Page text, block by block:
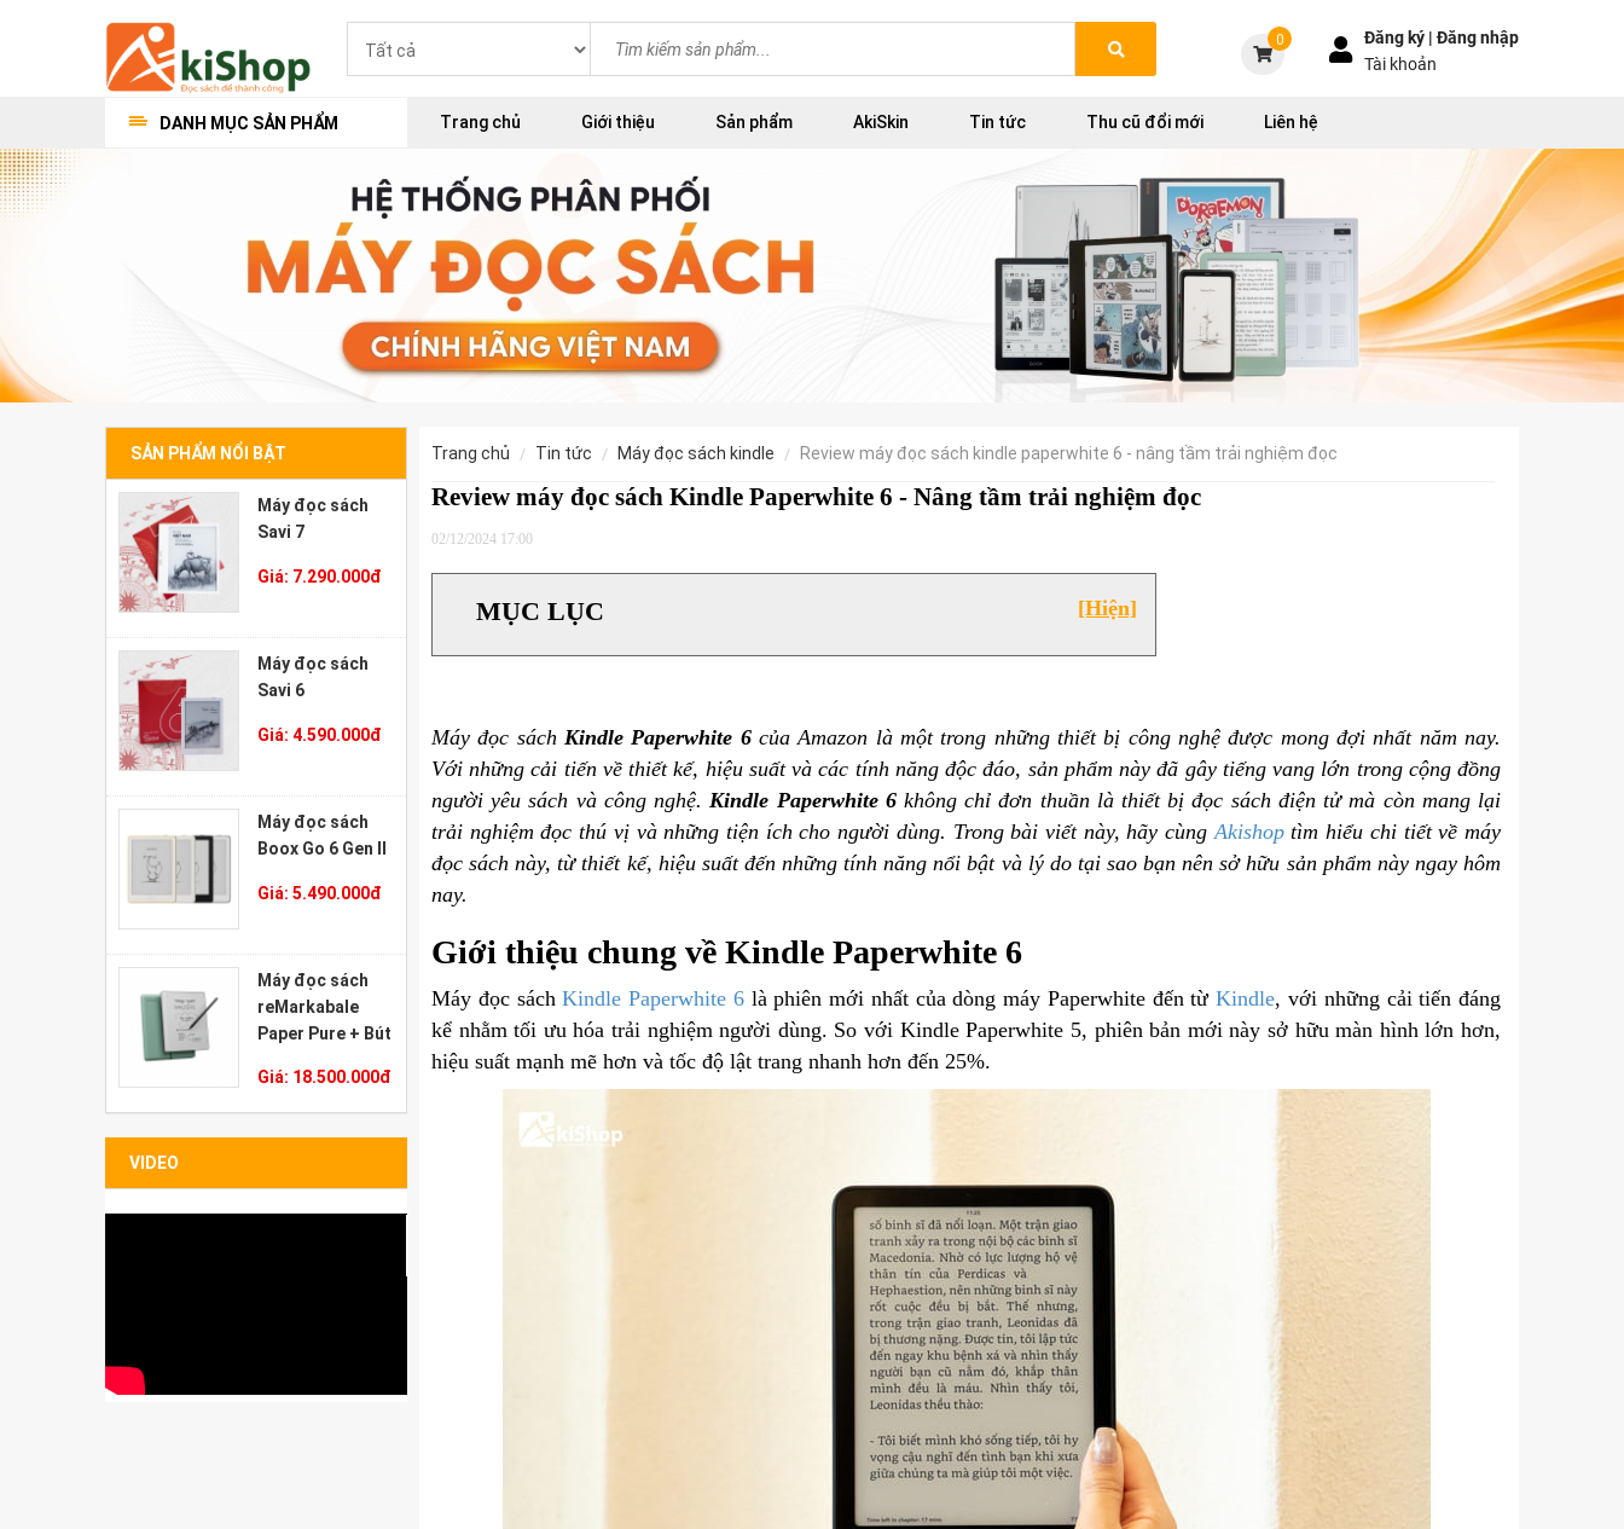
0 Đăng ký |Đăng nhập
Tài khoản
DANH MỤC SẢN PHẨM Trang chủ Giới thiệu Sản phẩm AkiSkin Tin tức Thu cũ đổi mới Liên hệ
SẢN PHẨM NỔI BẬT
Máy đọc sách
Savi 7
Giá: 7.290.000đ
Máy đọc sách
Savi 6
Giá: 4.590.000đ
Máy đọc sách
Boox Go 6 Gen II
Giá: 5.490.000đ
Máy đọc sách
reMarkabale
Paper Pure + Bút
Bao đựng Sleeve
Folio
Giá: 18.500.000đ
VIDEO
trang chủ tin tức máy đọc sách kindle review máy đọc sách kindle paperwhite 6 - nâng tầm trải nghiệm đọc
Review máy đọc sách Kindle Paperwhite 6 - Nâng tầm trải nghiệm đọc
02/12/2024 17:00
[Hiện]
MỤC LỤC
Máy đọc sách Kindle Paperwhite 6của Amazon là một trong những thiết bị công nghệ được mong đợi nhất năm nay.
Với những cải tiến về thiết kế, hiệu suất và các tính năng độc đáo, sản phẩm này đã gây tiếng vang lớn trong cộng đồng
người yêu sách và công nghệ.Kindle Paperwhite 6không chỉ đơn thuần là thiết bị đọc sách điện tử mà còn mang lại
trải nghiệm đọc thú vị và những tiện ích cho người dùng. Trong bài viết này, hãy cùngAkishoptìm hiểu chi tiết về máy
đọc sách này, từ thiết kế, hiệu suất đến những tính năng nổi bật và lý do tại sao bạn nên sở hữu sản phẩm này ngay hôm
nay.
Giới thiệu chung về Kindle Paperwhite 6
Máy đọc sáchKindle Paperwhite 6là phiên mới nhất của dòng máy Paperwhite đến từKindle, với những cải tiến đáng
kể nhằm tối ưu hóa trải nghiệm người dùng. So với Kindle Paperwhite 5, phiên bản mới này sở hữu màn hình lớn hơn,
hiệu suất mạnh mẽ hơn và tốc độ lật trang nhanh hơn đến 25%.